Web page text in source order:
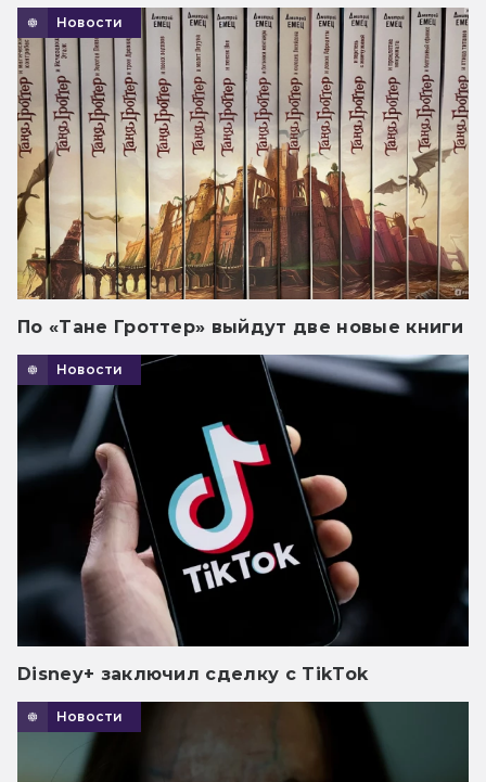
Новости
По «Тане Гроттер» выйдут две новые книги
Новости
Disney+ заключил сделку с TikTok
Новости